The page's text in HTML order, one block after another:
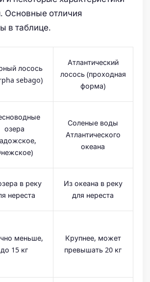
Основные отличия
в таблице.
лосось
sebago)
Атлантический
лосось (проходная
форма)
озера
Соленые воды
Атлантического
океана
в реку
нереста
Из океана в реку
для нереста
меньше,
до 15 кг
Крупнее, может
превышать 20 кг